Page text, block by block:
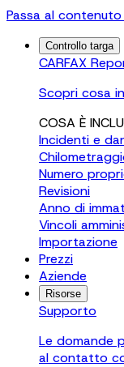
Passa al
Controllo targa
CARFAX
Scopri cosa
COSA È
Incidenti e
Numero
Revisioni
Anno di
Vincoli
Importazione
Prezzi
Aziende
Risorse
Supporto
Le domande
al contatto